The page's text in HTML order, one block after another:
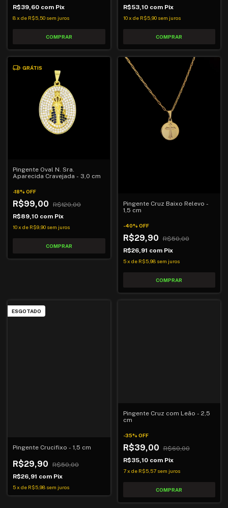
R$39,60 com Pix
8x de R$5,50 sem juros
R$53,10 com Pix
10 x de R$5,90 sem juros
GRÁTIS
Pingente Oval N. Sra.
Aparecida Cravejada - 3,0 cm
-18% OFF
R$99,00
R$120,00
R$89,10 com Pix
10x de R$9,90 sem juros
Pingente Cruz Baixo Relevo -
1,5 cm
-40% OFF
R$29,90
R$50,00
R$26,91 com Pix
5 x de R$5,98 sem juros
ESGOTADO
Pingente Crucifixo - 1,5 cm
R$29,90
R$50,00
R$26,91 com Pix
5x de R$5,98 sem juros
Pingente Cruz com Leão - 2,5
cm
-35% OFF
R$39,00
R$60,00
R$35,10 com Pix
7 x de R$5,57 sem juros